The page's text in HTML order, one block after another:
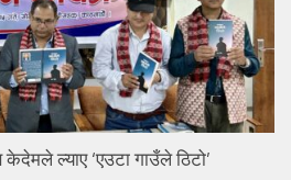
केदेमले ल्याए ‘एउटा गाउँले ठिटो’